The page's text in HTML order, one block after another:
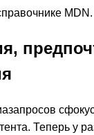
MDN.
Теперь у